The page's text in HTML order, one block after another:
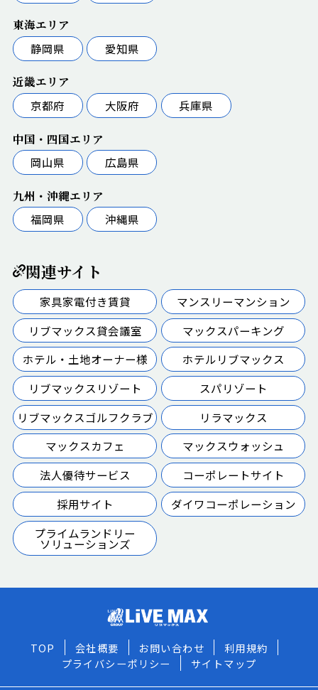
東海エリア
静岡県
愛知県
近畿エリア
京都府
大阪府 兵庫県
中国・四国エリア
岡山県
広島県
九州・沖縄エリア
福岡県
沖縄県
関連サイト
家具家電付き賃貸
マンスリーマンション
リブマックス貸会議室
マックスパーキング
ホテル・土地オーナー様
ホテルリブマックス
リブマックスリゾート
スパリゾート
リブマックスゴルフクラブ
リラマックス
マックスカフェ
マックスウォッシュ
法人優待サービス
コーポレートサイト
採用サイト
ダイワコーポレーション
プライムランドリー
ソリューションズ
TOP 会社概要 お問い合わせ
利用規約
プライバシーポリシー
サイトマップ